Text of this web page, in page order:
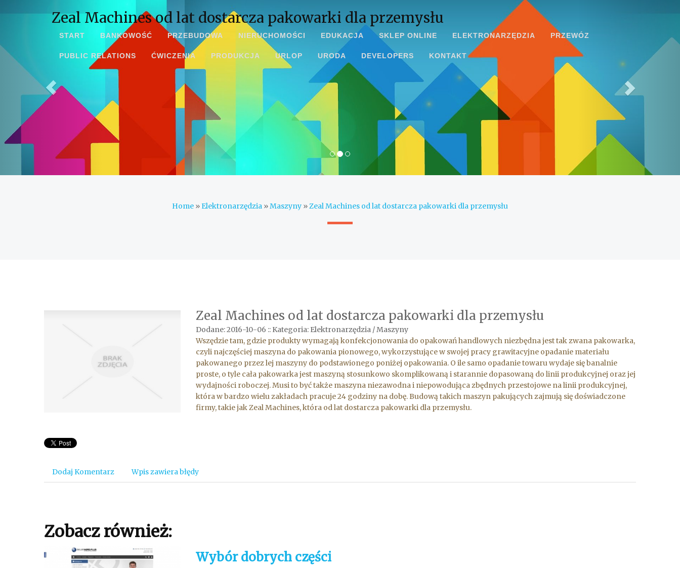
Zeal Machines od lat dostarcza pakowarki dla przemysłu
START BANKOWOŚĆ PRZEBUDOWA NIERUCHOMOŚCI EDUKACJA SKLEP ONLINE ELEKTRONARZĘDZIA PRZEWÓZ
PUBLIC RELATIONS ĆWICZENIA PRODUKCJA URLOP URODA DEVELOPERS KONTAKT
Home » Elektronarzędzia »Maszyny »Zeal Machines od lat dostarcza pakowarki dla przemysłu
Zeal Machines od lat dostarcza pakowarki dla przemysłu
Dodane: 2016-10-06 :: Kategoria: Elektronarzędzia / Maszyny
Wszędzie tam, gdzie produkty wymagają konfekcjonowania do opakowań handlowych niezbędna jest tak zwana pakowarka,
czyli najczęściej maszyna do pakowania pionowego, wykorzystujące w swojej pracy grawitacyjne opadanie materiału
pakowanego przez lej maszyny do podstawionego poniżej opakowania. O ile samo opadanie towaru wydaje się banalnie
proste, o tyle cała pakowarka jest maszyną stosunkowo skomplikowaną i starannie dopasowaną do linii produkcyjnej oraz jej
wydajności roboczej. Musi to być także maszyna niezawodna i niepowodująca zbędnych przestojowe na linii produkcyjnej,
która w bardzo wielu zakładach pracuje 24 godziny na dobę. Budową takich maszyn pakujących zajmują się doświadczone
firmy, takie jak Zeal Machines, która od lat dostarcza pakowarki dla przemysłu.
Dodaj Komentarz Wpis zawiera błędy
Zobacz również:
Wybór dobrych części